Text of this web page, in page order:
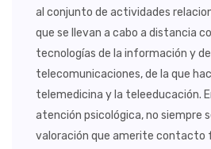
al conjunto de actividades
que se llevan a cabo a distancia
tecnologías de la información y
telecomunicaciones, de la que
telemedicina y la teleeducación.
atención psicológica, no siempre
valoración que amerite contacto